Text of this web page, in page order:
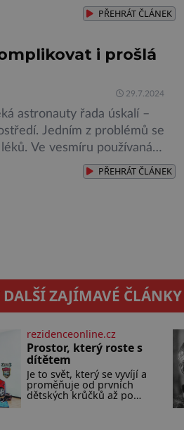
z potápěčů, Tomasz
sérií detailních fotografií
PŘEHRÁTČLÁNEK
i prošlá
29.7.2024
astronauty řada úskalí –
Jedním z problémů se
Ve vesmíru používaná
roky nebo méně. Americký
ale odhaduje, že mise
PŘEHRÁTČLÁNEK
ZAJÍMAVÉ ČLÁNKY
rezidenceonline.cz
Prostor, který roste s
dítětem
Je to svět, který se vyvíjí a
proměňuje od prvních
dětských krůčků až po